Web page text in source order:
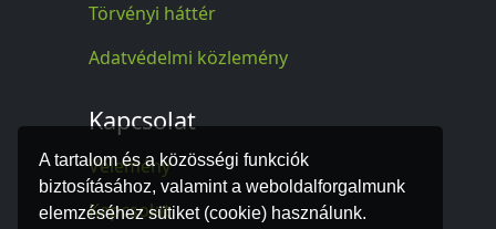
A tartalom és a közösségi funkciók
biztosításához, valamint a weboldalforgalmunk
elemzéséhez sütiket (cookie) használunk.
Törvényi háttér
Adatvédelmi közlemény
Kapcsolat
Vélemény
Kapcsolat